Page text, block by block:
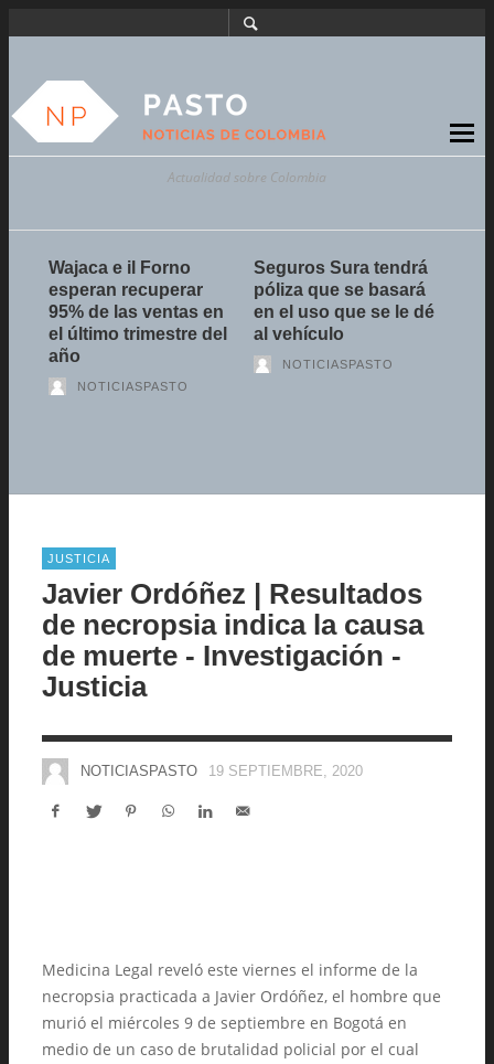
Actualidad sobre Colombia
Wajaca e il Forno
esperan recuperar
95% de las ventas en
el último trimestre del
año
NOTICIASPASTO
Seguros Sura tendrá
póliza que se basará
en el uso que se le dé
al vehículo
NOTICIASPASTO
JUSTICIA
Javier Ordóñez | Resultados
de necropsia indica la causa
de muerte - Investigación -
Justicia
NOTICIASPASTO 19 SEPTIEMBRE, 2020
Medicina Legal reveló este viernes el informe de la
necropsia practicada a Javier Ordóñez, el hombre que
murió el miércoles 9 de septiembre en Bogotá en
medio de un caso de brutalidad policial por el cual